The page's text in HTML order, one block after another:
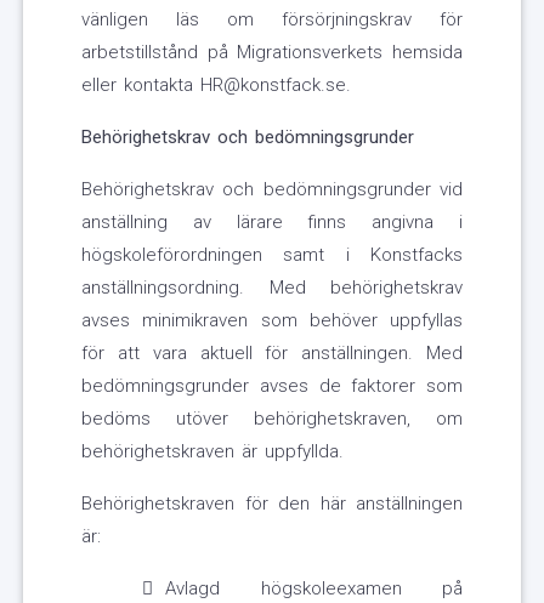
vänligen läs om försörjningskrav för
arbetstillstånd på Migrationsverkets hemsida
eller kontakta HR@konstfack.se.
Behörighetskrav och bedömningsgrunder
Behörighetskrav och bedömningsgrunder vid
anställning av lärare finns angivna i
högskoleförordningen samt i Konstfacks
anställningsordning. Med behörighetskrav
avses minimikraven som behöver uppfyllas
för att vara aktuell för anställningen. Med
bedömningsgrunder avses de faktorer som
bedöms utöver behörighetskraven, om
behörighetskraven är uppfyllda.
Behörighetskraven för den här anställningen
är:
Avlagd högskoleexamen på